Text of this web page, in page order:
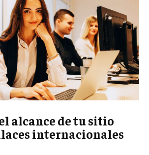
alcance de tu sitio
internacionales